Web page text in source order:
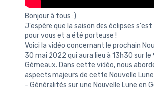
Bonjour à tous :)
J'espère que la saison des éclipses s'est
pour vous et a été porteuse !
Voici la vidéo concernant le prochain
30 mai 2022 qui aura lieu à 13h30 sur le
Gémeaux. Dans cette vidéo, nous
aspects majeurs de cette Nouvelle Lune
- Généralités sur une Nouvelle Lune en